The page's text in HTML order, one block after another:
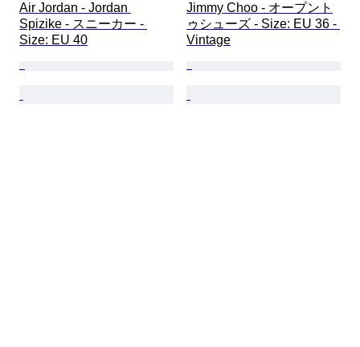
Air Jordan - Jordan
Spizike - スニーカー -
Size: EU 40
Jimmy Choo - オープント
ゥシューズ - Size: EU 36 -
Vintage